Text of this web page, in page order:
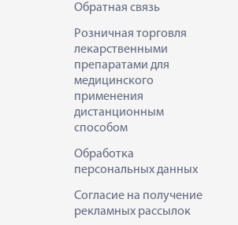
Обратная связь
Розничная торговля
лекарственными
препаратами для
медицинского
применения
дистанционным
способом
Обработка
персональных данных
Согласие на получение
рекламных рассылок